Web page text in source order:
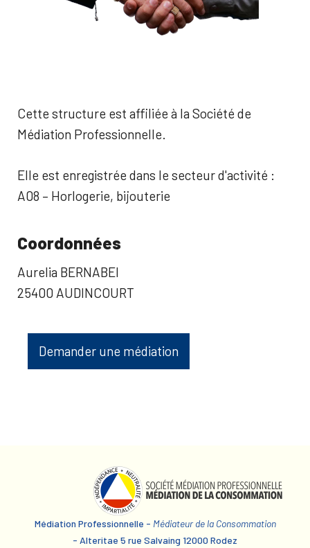
Cette structure est affiliée à la Société de
Médiation Professionnelle.
Elle est enregistrée dans le secteur d'activité :
A08 – Horlogerie, bijouterie
Coordonnées
Aurelia BERNABEI
25400 AUDINCOURT
Demander une médiation
Médiation Professionnelle - Médiateur de la Consommation
- Alteritae 5 rue Salvaing 12000 Rodez